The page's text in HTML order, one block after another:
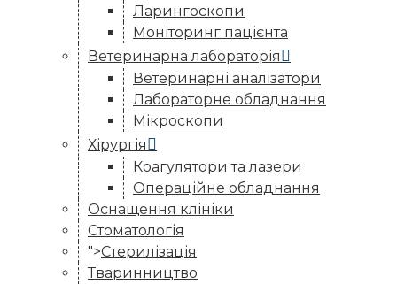
Ларингоскопи
Моніторинг пацієнта
Ветеринарна лабораторія
Ветеринарні аналізатори
Лабораторне обладнання
Мікроскопи
Хірургія
Коагулятори та лазери
Операційне обладнання
Оснащення клініки
Стоматологія
">Стерилізація
Тваринництво